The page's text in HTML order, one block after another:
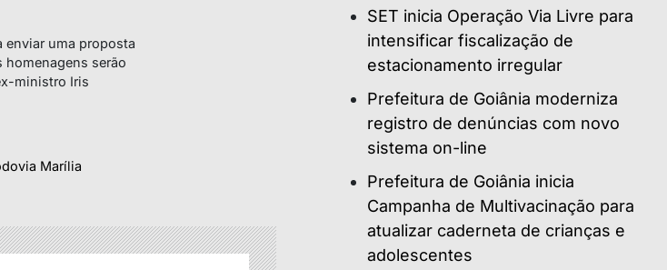
enviar uma proposta
serão
ministro Iris
Marília
SET inicia Operação Via Livre para
intensificar fiscalização de
estacionamento irregular
Prefeitura de Goiânia moderniza
registro de denúncias com novo
sistema on-line
Prefeitura de Goiânia inicia
Campanha de Multivacinação para
atualizar caderneta de crianças e
adolescentes